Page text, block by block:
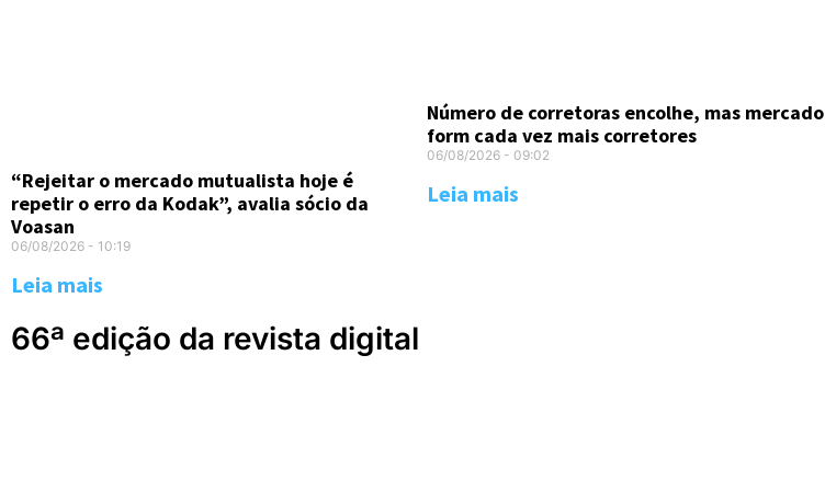
“Rejeitar o mercado mutualista hoje é
repetir o erro da Kodak”, avalia sócio da
Voasan
06/08/2026 10:19
Leia mais
Número de corretoras encolhe, mas mercado
form cada vez mais corretores
06/08/2026 09:02
Leia mais
66ª edição da revista digital